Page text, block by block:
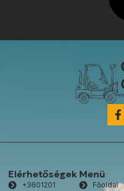
Menü
Főoldal
Elérhetőségek
+3601201